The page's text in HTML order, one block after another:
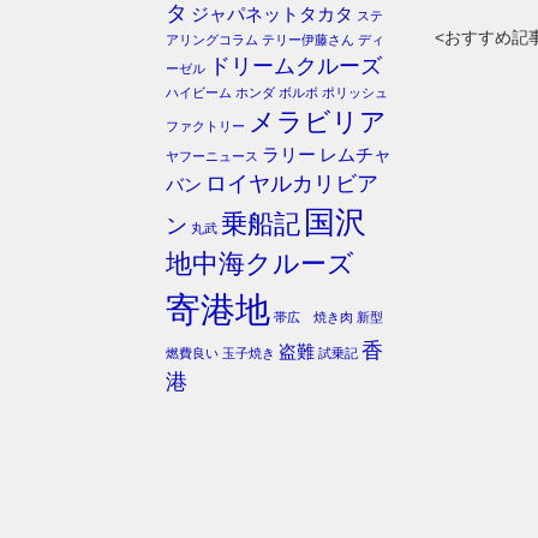
<おすすめ記
タ ジャパネットタカタ ステ
アリングコラム テリー伊藤さん ディ
ーゼル
ドリームクルーズ
ハイビーム ホンダ ボルボ ポリッシュ
ファクトリー メラビリア
ヤフーニュース ラリー レムチャ
バン ロイヤルカリビア
ン 丸武 乗船記 国沢
地中海クルーズ
寄港地 帯広 焼き肉 新型
燃費良い 玉子焼き 盗難 試乗記 香
港